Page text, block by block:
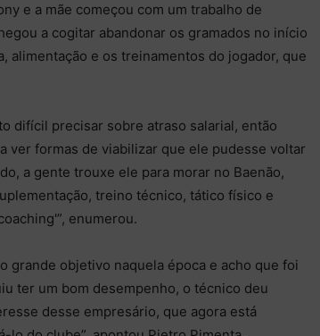
e a mãe começou com um trabalho de
a cogitar abandonar os gramados no início
alimentação e os treinamentos do jogador, que
difícil precisar sobre atraso salarial, então
ver formas de viabilizar que ele pudesse voltar
a gente trouxe ele para morar no Baenão,
treino técnico, tático físico e
enumerou.
grande objetivo naquela época e acho que foi
ter um bom desempenho, o técnico deu
desse empresário, que agora está